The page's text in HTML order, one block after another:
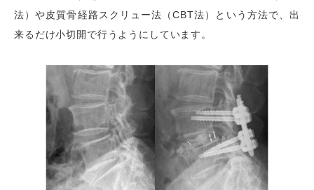
法）や皮質骨経路スクリュー法（CBT法）という方法で、出
来るだけ小切開で行うようにしています。